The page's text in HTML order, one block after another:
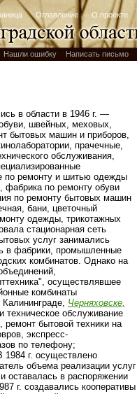
Оглавление О проекте
Нашли ошибку Написать письмо
в области в 1946 г. —
швейных, меховых,
бытовых машин и приборов,
прачечные,
обслуживания,
по ремонту и шитью одежды
фабрика по ремонту обуви
по ремонту бытовых машин
бани, цветочный
одежды, трикотажных
стационарная сеть
услуг занимались
в фабрики, промышленные
комбинатов. Однако на
осуществлявшее
комбинаты
Черняховске,
техническое обслуживание
ремонт бытовой техники на
экспресс-
по телефону;
г. осуществлено
объема реализации услуг
оставалась в распоряжении
г. создавались кооперативы